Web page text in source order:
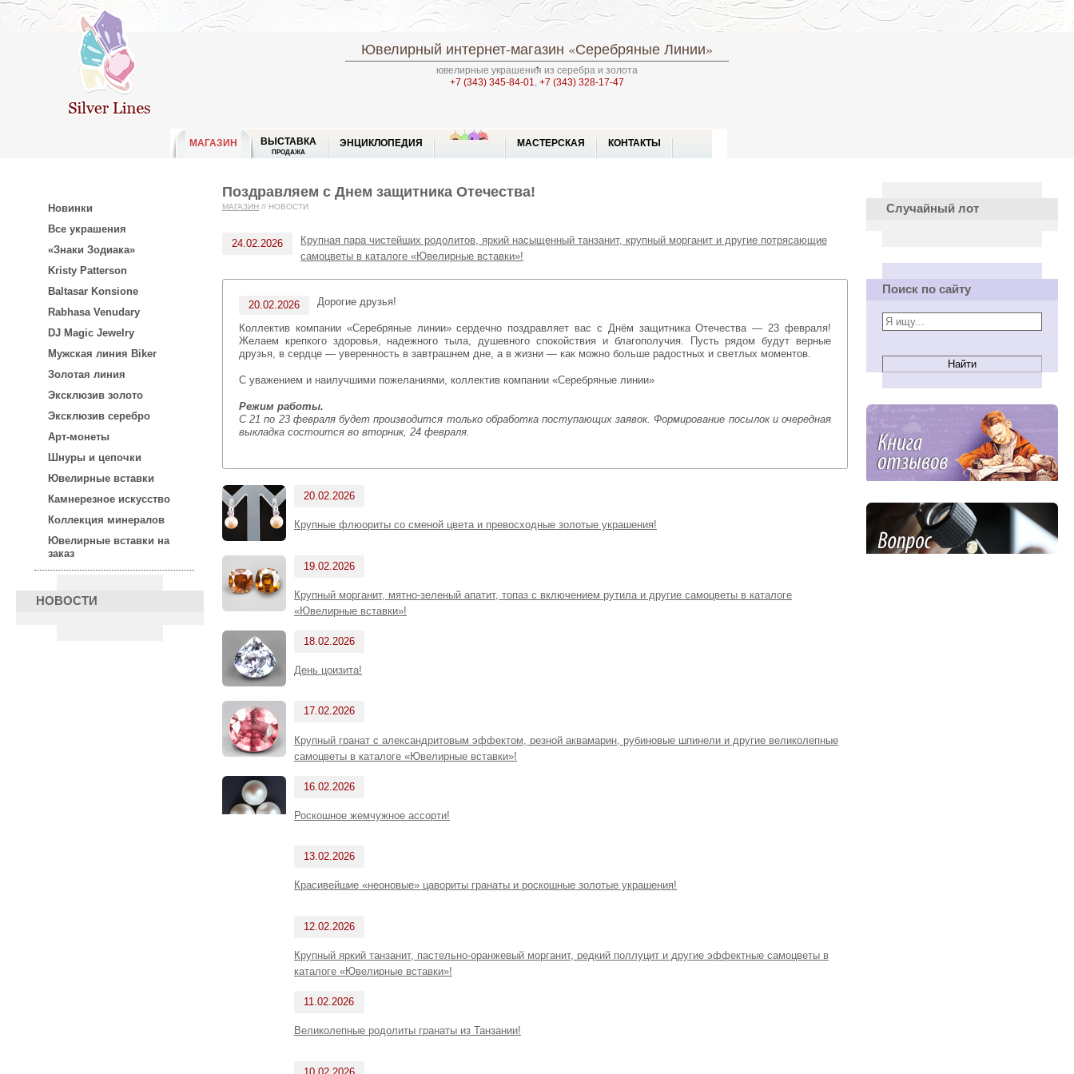
Ювелирный интернет-магазин «Серебряные Линии»
ювелирные украшения из серебра и золота
+7 (343) 345-84-01, +7 (343) 328-17-47
МАГАЗИН ВЫСТАВКА
ПРОДАЖА
ЭНЦИКЛОПЕДИЯ МАСТЕРСКАЯ КОНТАКТЫ
Новинки
Все украшения
«Знаки Зодиака»
Kristy Patterson
Baltasar Konsione
Rabhasa Venudary
DJ Magic Jewelry
Мужская линия Biker
Золотая линия
Эксклюзив золото
Эксклюзив серебро
Арт-монеты
Шнуры и цепочки
Ювелирные вставки
Камнерезное искусство
Коллекция минералов
Ювелирные вставки на
заказ
НОВОСТИ
Поздравляем с Днем защитника Отечества!
МАГАЗИН // НОВОСТИ
24.02.2026
Крупная пара чистейших родолитов, яркий насыщенный танзанит, крупный морганит и другие потрясающие
самоцветы в каталоге «Ювелирные вставки»!
20.02.2026 Дорогие друзья!
Коллектив компании «Серебряные линии» сердечно поздравляет вас с Днём защитника Отечества — 23 февраля!
Желаем крепкого здоровья, надежного тыла, душевного спокойствия и благополучия. Пусть рядом будут верные
друзья, в сердце — уверенность в завтрашнем дне, а в жизни — как можно больше радостных и светлых моментов.
С уважением и наилучшими пожеланиями, коллектив компании «Серебряные линии»
Режим работы.
С 21 по 23 февраля будет производится только обработка поступающих заявок. Формирование посылок и очередная
выкладка состоится во вторник, 24 февраля.
20.02.2026
Крупные флюориты со сменой цвета и превосходные золотые украшения!
19.02.2026
Крупный морганит, мятно-зеленый апатит, топаз с включением рутила и другие самоцветы в каталоге
«Ювелирные вставки»!
18.02.2026
День цоизита!
17.02.2026
Крупный гранат с александритовым эффектом, резной аквамарин, рубиновые шпинели и другие великолепные
самоцветы в каталоге «Ювелирные вставки»!
16.02.2026
Роскошное жемчужное ассорти!
13.02.2026
Красивейшие «неоновые» цавориты гранаты и роскошные золотые украшения!
12.02.2026
Крупный яркий танзанит, пастельно-оранжевый морганит, редкий поллуцит и другие эффектные самоцветы в
каталоге «Ювелирные вставки»!
11.02.2026
Великолепные родолиты гранаты из Танзании!
Случайный лот
Поиск по сайту